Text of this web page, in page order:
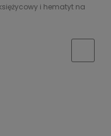
i hematyt na